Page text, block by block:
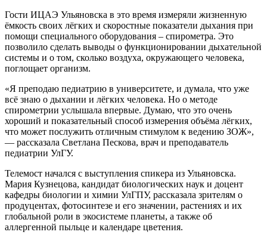
Гости ИЦАЭ Ульяновска в это время измеряли жизненную
ёмкость своих лёгких и скоростные показатели дыхания при
помощи специального оборудования – спирометра. Это
позволило сделать выводы о функционировании дыхательной
системы и о том, сколько воздуха, окружающего человека,
поглощает организм.
«Я преподаю педиатрию в университете, и думала, что уже
всё знаю о дыхании и лёгких человека. Но о методе
спирометрии услышала впервые. Думаю, что это очень
хороший и показательный способ измерения объёма лёгких,
что может послужить отличным стимулом к ведению ЗОЖ»,
— рассказала Светлана Пескова, врач и преподаватель
педиатрии УлГУ.
Телемост начался с выступления спикера из Ульяновска.
Мария Кузнецова, кандидат биологических наук и доцент
кафедры биологии и химии УлГПУ, рассказала зрителям о
продуцентах, фотосинтезе и его значении, растениях и их
глобальной роли в экосистеме планеты, а также об
аллергенной пыльце и календаре цветения.